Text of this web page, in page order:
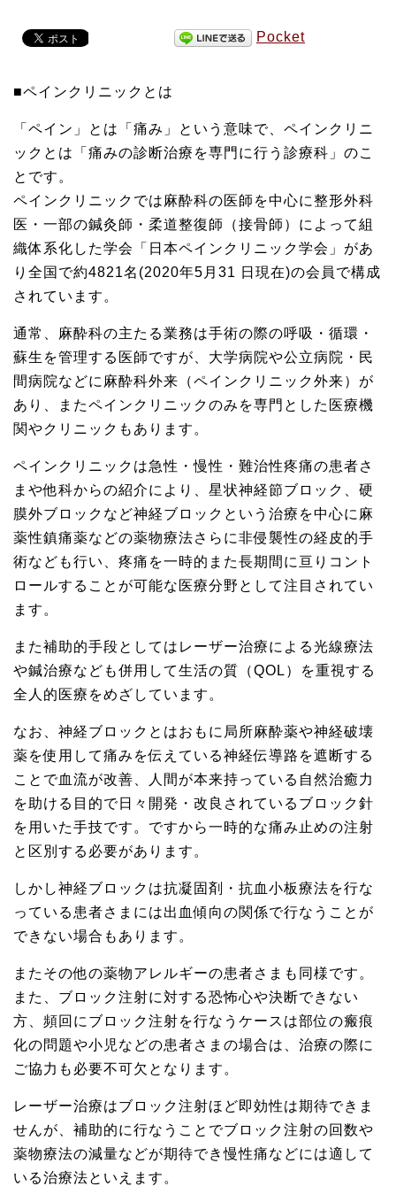
Pocket
■ペインクリニックとは
「ペイン」とは「痛み」という意味で、ペインクリニ
ックとは「痛みの診断治療を専門に行う診療科」のこ
とです。
ペインクリニックでは麻酔科の医師を中心に整形外科
医・一部の鍼灸師・柔道整復師（接骨師）によって組
織体系化した学会「日本ペインクリニック学会」があ
り全国で約4821名(2020年5月31 日現在)の会員で構成
されています。
通常、麻酔科の主たる業務は手術の際の呼吸・循環・
蘇生を管理する医師ですが、大学病院や公立病院・民
間病院などに麻酔科外来（ペインクリニック外来）が
あり、またペインクリニックのみを専門とした医療機
関やクリニックもあります。
ペインクリニックは急性・慢性・難治性疼痛の患者さ
まや他科からの紹介により、星状神経節ブロック、硬
膜外ブロックなど神経ブロックという治療を中心に麻
薬性鎮痛薬などの薬物療法さらに非侵襲性の経皮的手
術なども行い、疼痛を一時的また長期間に亘りコント
ロールすることが可能な医療分野として注目されてい
ます。
また補助的手段としてはレーザー治療による光線療法
や鍼治療なども併用して生活の質（QOL）を重視する
全人的医療をめざしています。
なお、神経ブロックとはおもに局所麻酔薬や神経破壊
薬を使用して痛みを伝えている神経伝導路を遮断する
ことで血流が改善、人間が本来持っている自然治癒力
を助ける目的で日々開発・改良されているブロック針
を用いた手技です。ですから一時的な痛み止めの注射
と区別する必要があります。
しかし神経ブロックは抗凝固剤・抗血小板療法を行な
っている患者さまには出血傾向の関係で行なうことが
できない場合もあります。
またその他の薬物アレルギーの患者さまも同様です。
また、ブロック注射に対する恐怖心や決断できない
方、頻回にブロック注射を行なうケースは部位の瘢痕
化の問題や小児などの患者さまの場合は、治療の際に
ご協力も必要不可欠となります。
レーザー治療はブロック注射ほど即効性は期待できま
せんが、補助的に行なうことでブロック注射の回数や
薬物療法の減量などが期待でき慢性痛などには適して
いる治療法といえます。